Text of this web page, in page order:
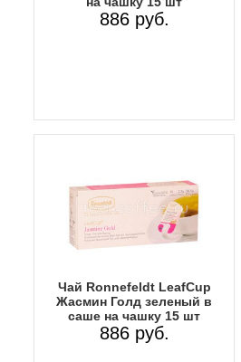
886 руб.
Чай Ronnefeldt LeafCup
Жасмин Голд зеленый в
саше на чашку 15 шт
886 руб.